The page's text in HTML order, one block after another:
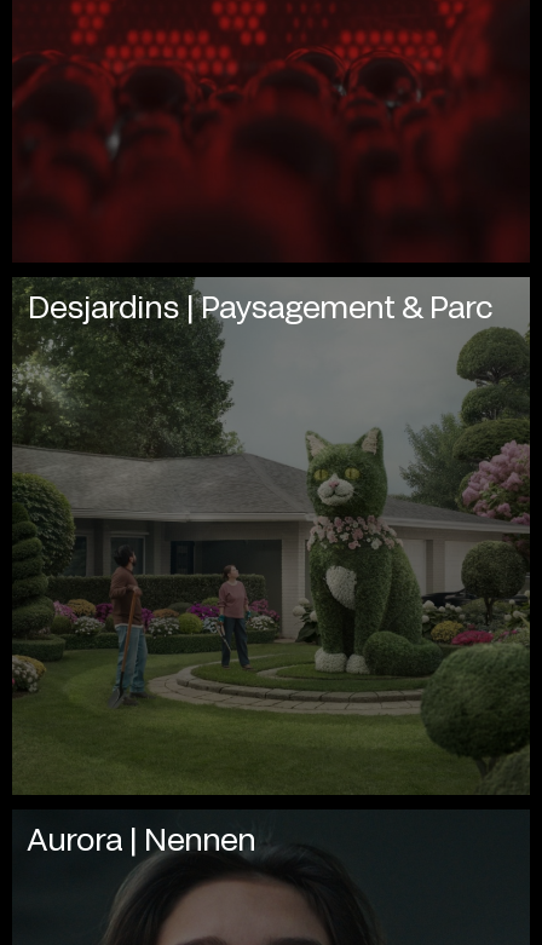
Desjardins | Paysagement & Parc
Aurora | Nennen